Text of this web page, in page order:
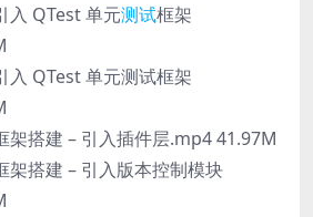
QTest 单元测试框架
QTest 单元测试框架
搭建 – 引入插件层.mp4 41.97M
搭建 – 引入版本控制模块